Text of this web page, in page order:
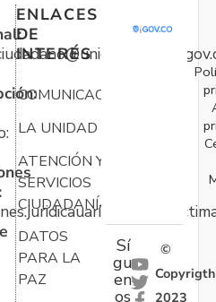
ENLACES
DE
INTERÉS
COMUNICACIONES
LA UNIDAD
ATENCIÓN Y
SERVICIOS
CIUDADANÍA
DATOS
PARA LA
PAZ
Sí
gu
en
os
©
Copyrigth
2023